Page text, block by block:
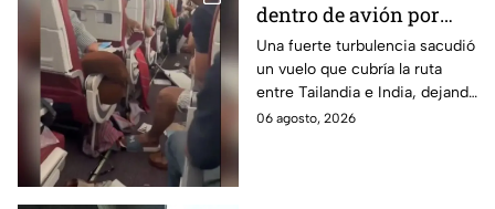
dentro de avión por
turbulencia en el aire
en India; reportan 17
pasajeros lesionados
Una fuerte turbulencia sacudió
un vuelo que cubría la ruta
entre Tailandia e India, dejando
a personas lesionadas. El
06 agosto, 2026